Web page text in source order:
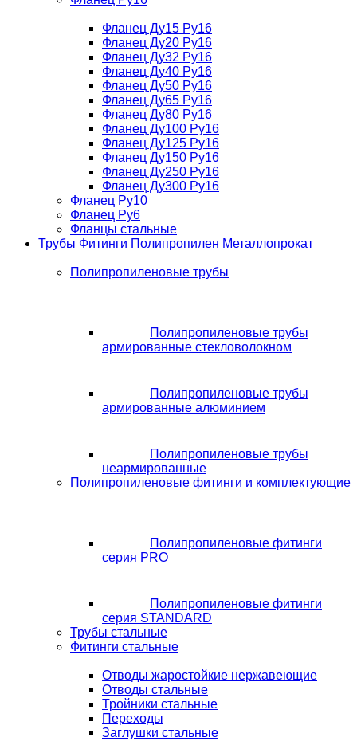
Фланец Ду15 Ру16
Фланец Ду20 Ру16
Фланец Ду32 Ру16
Фланец Ду40 Ру16
Фланец Ду50 Ру16
Фланец Ду65 Ру16
Фланец Ду80 Ру16
Фланец Ду100 Ру16
Фланец Ду125 Ру16
Фланец Ду150 Ру16
Фланец Ду250 Ру16
Фланец Ду300 Ру16
Фланец Ру10
Фланец Ру6
Фланцы стальные
Трубы Фитинги Полипропилен Металлопрокат
Полипропиленовые трубы
Полипропиленовые трубы
армированные стекловолокном
Полипропиленовые трубы
армированные алюминием
Полипропиленовые трубы
неармированные
Полипропиленовые фитинги и комплектующие
Полипропиленовые фитинги
серия PRO
Полипропиленовые фитинги
серия STANDARD
Трубы стальные
Фитинги стальные
Отводы жаростойкие нержавеющие
Отводы стальные
Тройники стальные
Переходы
Заглушки стальные